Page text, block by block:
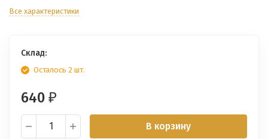
Все характеристики
Склад:
Осталось 2 шт.
640 ₽
В корзину